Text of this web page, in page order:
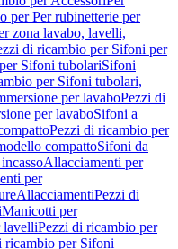
per Per rubinetterie per
zona lavabo, lavelli,
di ricambio per Sifoni per
Sifoni tubolariSifoni
per Sifoni tubolari,
per lavaboPezzi di
per lavaboSifoni a
Pezzi di ricambio per
compattoSifoni da
Allacciamenti per
per
AllacciamentiPezzi di
Manicotti per
lavelliPezzi di ricambio per
ricambio per Sifoni